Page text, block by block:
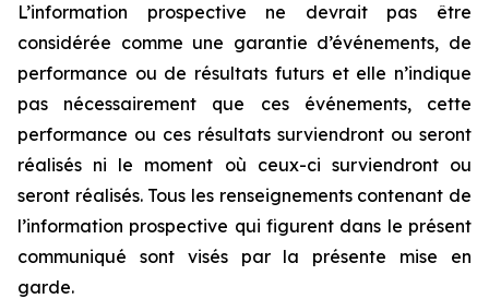
L’information prospective ne devrait pas être
considérée comme une garantie d’événements, de
performance ou de résultats futurs et elle n’indique
pas nécessairement que ces événements, cette
performance ou ces résultats surviendront ou seront
réalisés ni le moment où ceux-ci surviendront ou
seront réalisés. Tous les renseignements contenant de
l’information prospective qui figurent dans le présent
communiqué sont visés par la présente mise en
garde.